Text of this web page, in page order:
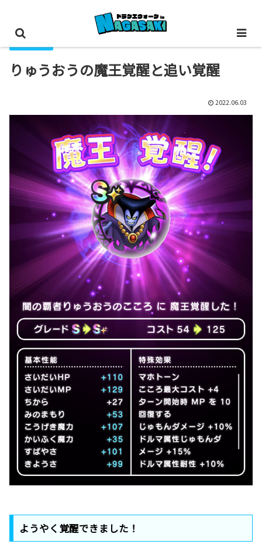
りゅうおうの魔王覚醒と追い覚醒
2022.06.03
ようやく覚醒できました！